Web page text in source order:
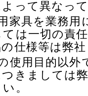
よって異なっ
家具を業務用
ては一切の責
の仕様等は弊
使用目的以
きましては
。